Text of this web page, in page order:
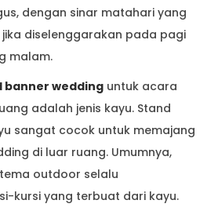
dengan sinar matahari yang
diselenggarakan pada pagi
malam.
banner wedding untuk acara
adalah jenis kayu. Stand
sangat cocok untuk memajang
di luar ruang. Umumnya,
outdoor selalu
kursi yang terbuat dari kayu.